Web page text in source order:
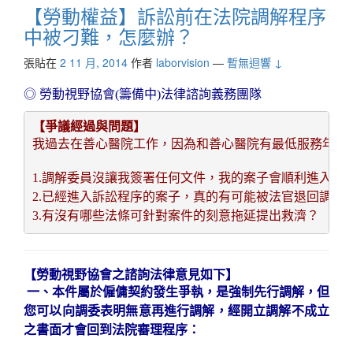
【勞動權益】訴訟前在法院調解程序
中被刁難，怎麼辦？
張貼在 2 11 月, 2014 作者 laborvision — 暫無迴響 ↓
◎ 勞動視野協會(籌備中)法律諮詢義務團隊
【爭議經過與問題】
我過去在善心醫院工作，因為和善心醫院有最低服務年
1.調解委員沒讓我簽署任何文件，我的案子會順利進入訴
2.已經進入訴訟程序的案子，真的有可能被法官退回調解
3.有沒有哪些法條可針對案件的刻意拖延提出救濟？
【勞動視野協會之諮詢法律意見如下】
一、本件屬於僱傭契約發生爭執，是強制先行調解，但
您可以向調委表明無意再進行調解，經開立調解不成立
之書面才會回到法院審理程序：